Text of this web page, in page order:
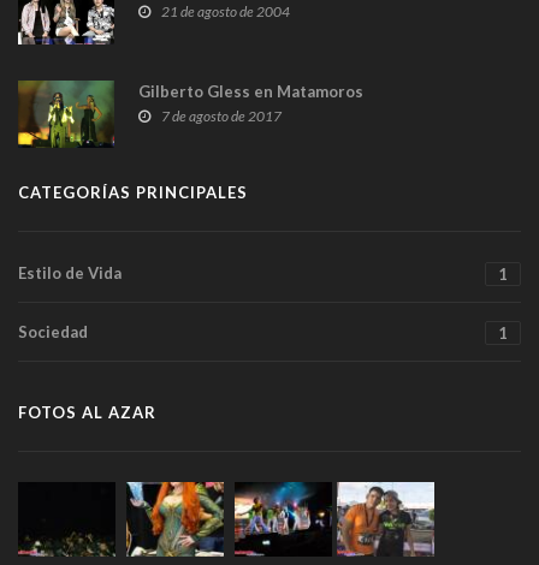
21 de agosto de 2004
Gilberto Gless en Matamoros
7 de agosto de 2017
CATEGORÍAS PRINCIPALES
Estilo de Vida 1
Sociedad 1
FOTOS AL AZAR